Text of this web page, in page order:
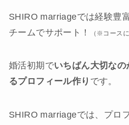
SHIRO marriageでは経験豊
チームでサポート！
（※コース
婚活初期でいちばん大切な
るプロフィール作り です。
SHIRO marriageでは、プロ